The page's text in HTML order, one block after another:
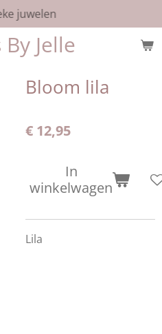
By Jelle
juwelen
Bloom lila
€ 12,95
In
winkelwagen
Lila